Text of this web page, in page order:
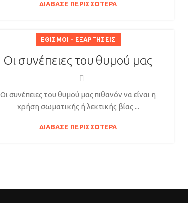
ΔΙΆΒΑΣΕ ΠΕΡΙΣΣΌΤΕΡΑ
ΕΘΙΣΜΟΊ - ΕΞΑΡΤΉΣΕΙΣ
Οι συνέπειες του θυμού μας
Οι συνέπειες του θυμού μας πιθανόν να είναι η
χρήση σωματικής ή λεκτικής βίας ...
ΔΙΆΒΑΣΕ ΠΕΡΙΣΣΌΤΕΡΑ